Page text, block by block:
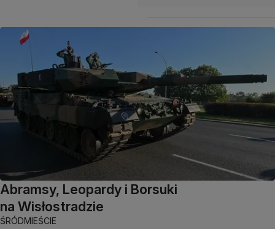
Abramsy, Leopardy i Borsuki
na Wisłostradzie
ŚRÓDMIEŚCIE